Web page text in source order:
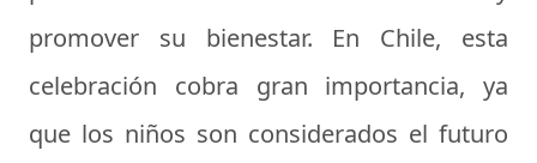
promover su bienestar. En Chile, esta
celebración cobra gran importancia, ya
que los niños son considerados el futuro